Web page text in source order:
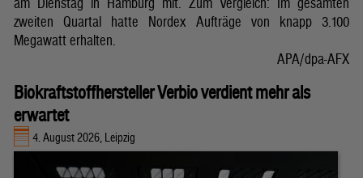
zweiten Quartal hatte Nordex Aufträge von knapp 3.100
Megawatt erhalten.
APA/dpa-AFX
Biokraftstoffhersteller Verbio verdient mehr als
erwartet
4. August 2026, Leipzig